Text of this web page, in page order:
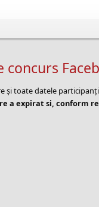
concurs
și toate datele
a expirat si, conform